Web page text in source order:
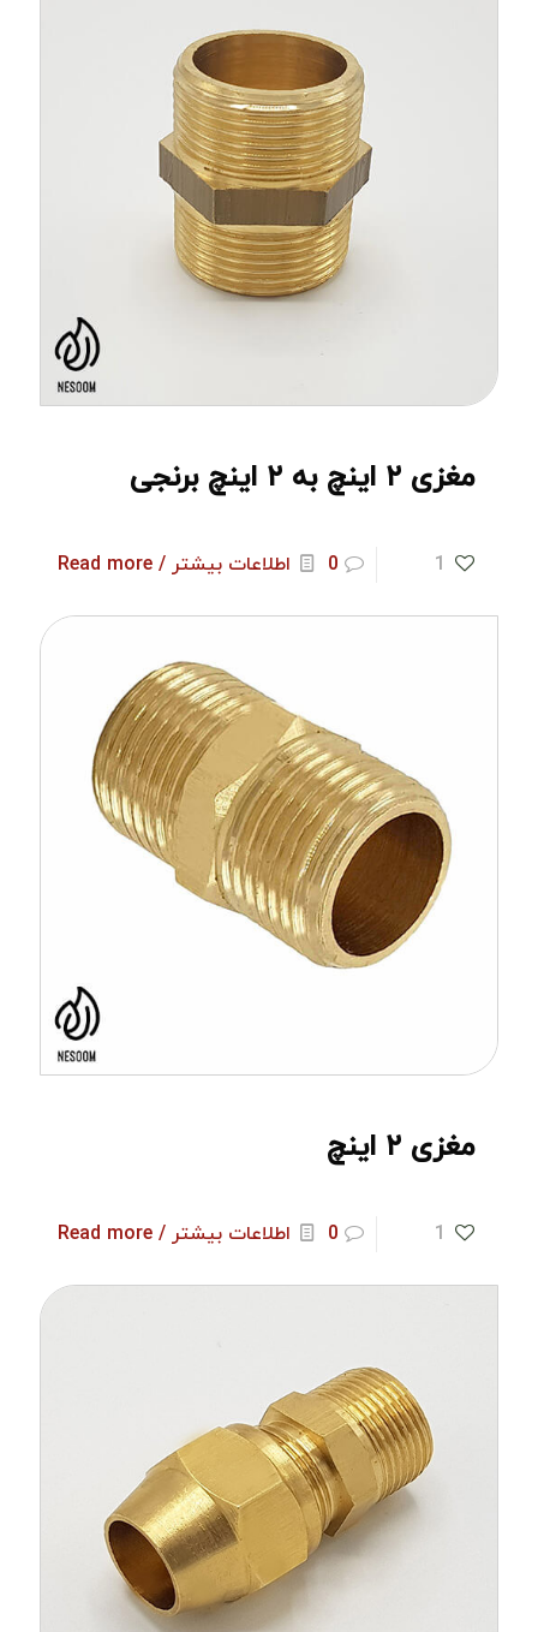
مغزی ۲ اینچ به ۲ اینچ برنجی
1
0 اطلاعات بیشتر / Read more
مغزی ۲ اینچ
1
0 اطلاعات بیشتر / Read more